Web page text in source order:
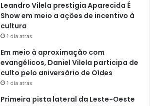
Leandro Vilela prestigia Aparecida É
Show em meio a ações de incentivo à
cultura
1 dia atrás
Em meio à aproximação com
evangélicos, Daniel Vilela participa de
culto pelo aniversário de Oídes
1 dia atrás
Primeira pista lateral da Leste-Oeste